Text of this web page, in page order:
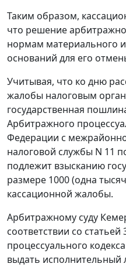
Таким образом,
что решение
нормам материального
оснований для его
Учитывая, что ко дню
жалобы налоговым
государственная
Арбитражного
Федерации с
налоговой службы N 11
подлежит взысканию
размере 1000 (одна
кассационной жалобы.
Арбитражному суду
соответствии со статьей
процессуального
выдать исполнительный